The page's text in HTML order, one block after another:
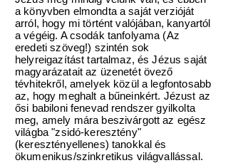
a könyvben elmondta a saját verzióját
arról, hogy mi történt valójában, kanyartól
a végéig. A csodák tanfolyama (Az
eredeti szöveg!) szintén sok
helyreigazítást tartalmaz, és Jézus saját
magyarázatait az üzenetét övező
tévhitekről, amelyek közül a legfontosabb
az, hogy meghalt a bűneinkért. Jézust az
ősi babiloni fenevad rendszer gyilkolta
meg, amely mára beszivárgott az egész
világba "zsidó-keresztény"
(keresztényellenes) tanokkal és
ökumenikus/szinkretikus világvallással.